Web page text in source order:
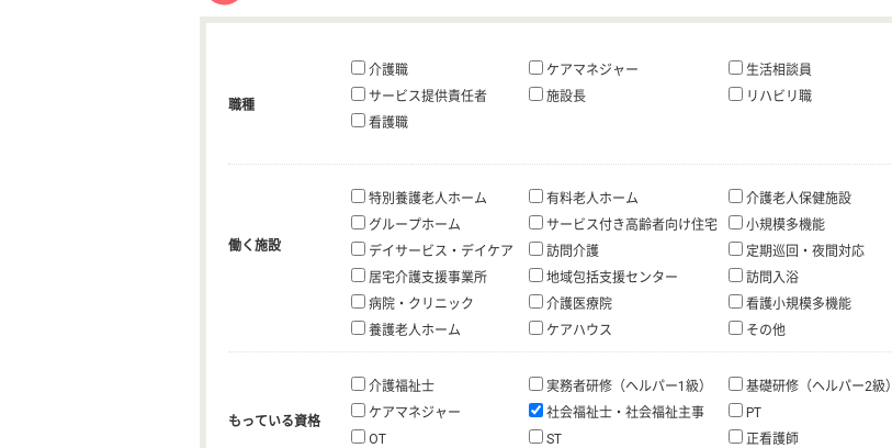
職種
介護職 ケアマネジャー
生活相談員
サービス提供責任者
施設長
リハビリ職
看護職
働く施設
特別養護老人ホーム 有料老人ホーム
介護老人保健施設
グループホーム
サービス付き高齢者向け住宅
小規模多機能
デイサービス・デイケア
訪問介護
定期巡回・夜間対応
居宅介護支援事業所
地域包括支援センター
訪問入浴
病院・クリニック
介護医療院
看護小規模多機能
養護老人ホーム
ケアハウス その他
もっている資格
介護福祉士 実務者研修（ヘルパー1級）
基礎研修（ヘルパー2級）
ケアマネジャー
社会福祉士・社会福祉主事
PT
OT
ST
正看護師